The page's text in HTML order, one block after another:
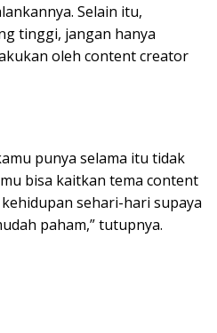
Selain itu,
tinggi, jangan hanya
oleh content creator
punya selama itu tidak
bisa kaitkan tema content
sehari-hari supaya
paham,” tutupnya.